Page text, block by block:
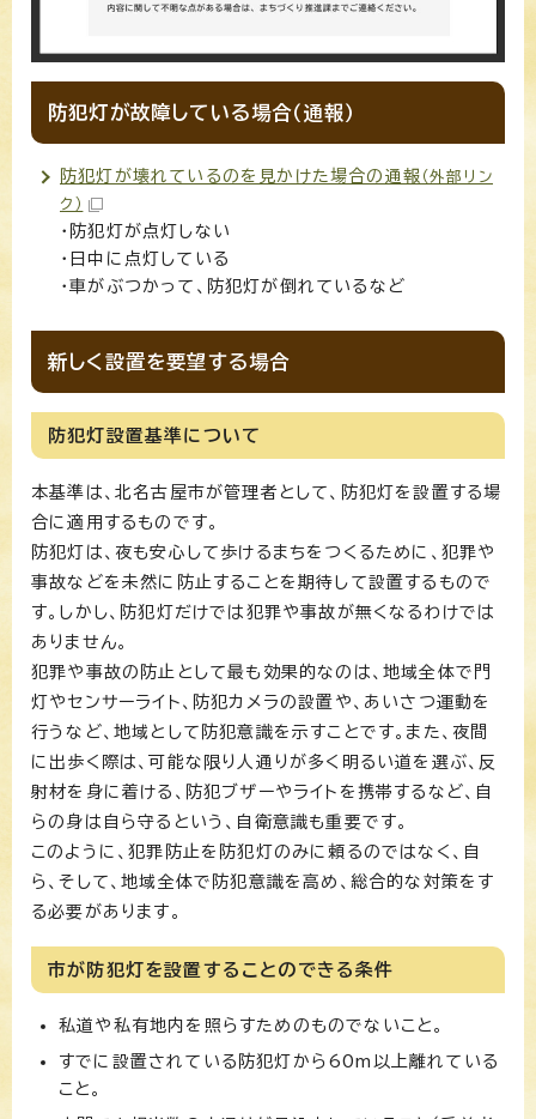
防犯灯が故障している場合（通報）
防犯灯が壊れているのを見かけた場合の通報 （外部リン
ク）
・防犯灯が点灯しない
・日中に点灯している
・車がぶつかって、防犯灯が倒れているなど
新しく設置を要望する場合
防犯灯設置基準について
本基準は、北名古屋市が管理者として、防犯灯を設置する場
合に適用するものです。
防犯灯は、夜も安心して歩けるまちをつくるために、犯罪や
事故などを未然に防止することを期待して設置するもので
す。しかし、防犯灯だけでは犯罪や事故が無くなるわけでは
ありません。
犯罪や事故の防止として最も効果的なのは、地域全体で門
灯やセンサーライト、防犯カメラの設置や、あいさつ運動を
行うなど、地域として防犯意識を示すことです。また、夜間
に出歩く際は、可能な限り人通りが多く明るい道を選ぶ、反
射材を身に着ける、防犯ブザーやライトを携帯するなど、自
らの身は自ら守るという、自衛意識も重要です。
このように、犯罪防止を防犯灯のみに頼るのではなく、自
ら、そして、地域全体で防犯意識を高め、総合的な対策をす
る必要があります。
市が防犯灯を設置することのできる条件
私道や私有地内を照らすためのものでないこと。
すでに設置されている防犯灯から60m以上離れている
こと。